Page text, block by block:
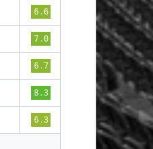
6.6
7.0
6.7
8.3
6.3